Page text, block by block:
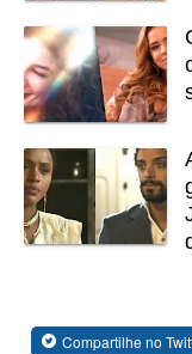
Compartilhe no